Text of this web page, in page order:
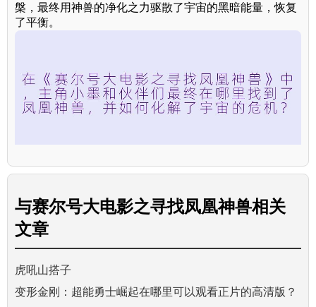
槃，最终用神兽的净化之力驱散了宇宙的黑暗能量，恢复
了平衡。
与赛尔号大电影之寻找凤凰神兽相关
文章
虎吼山搭子
变形金刚：超能勇士崛起在哪里可以观看正片的高清版？